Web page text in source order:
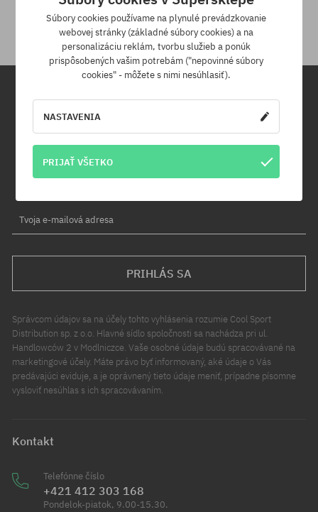
Na vrátenie produktu máš 30 dní od dňa obdržania zásielky.
Prihláste sa na odber nášho newsletteru a ako prvý sa dozviete o
nových produktoch a propagačných akciách!
Navyše získaš zľavový kód -5 % na celú objednávku!
Tvoja e-mailová adresa
PRIHLÁS SA
Správcom údajov sa na účely tohto vyhlásenia rozumie Cool Sport
Distribution sp. z o.o. Hlavné sídlo spoločnosti sa nachádza pri ul.
Handlowców 2 v Modlniczce. Vaše osobné údaje budú spracovávané na
marketingové účely. Máte právo byť informovaný, aké údaje o Vás
predávajúci eviduje, a je oprávnený tieto údaje meniť, prípadne písomne
vysloviť nesúhlas s ich spracovávaním.
Kontakt
Telefónne číslo
+421 412 303 168
Pondelok-piatok, 9.00-15.30.
Súbory cookies používame na plynulé prevádzkovanie
webovej stránky (základné súbory cookies) a na
personalizáciu reklám, tvorbu služieb a ponúk
prispôsobených vašim potrebám ("nepovinné súbory
cookies" - môžete s nimi nesúhlasiť).
NASTAVENIA
PRIJAŤ VŠETKO